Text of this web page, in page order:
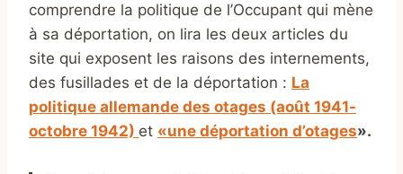
comprendre la politique de l’Occupant qui mène
à sa déportation, on lira les deux articles du
site qui exposent les raisons des internements,
des fusillades et de la déportation : La
politique allemande des otages (août 1941-
octobre 1942) et «une déportation d’otages».